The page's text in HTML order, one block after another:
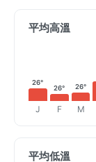
平均高溫
26°
J
26°
F
26°
M
平均低溫